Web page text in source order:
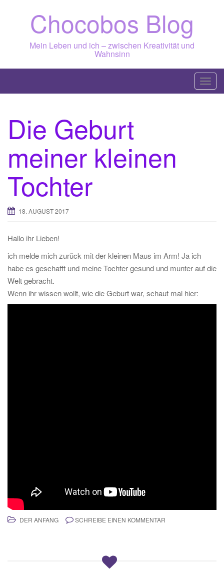
Chocobos Blog
Mein Leben und ich – zwischen Kreativität und
Wahnsinn
T
o
n
Die Geburt
meiner kleinen
Tochter
18. AUGUST 2017
Hallo ihr Lieben!
ich melde mich zurück mit der kleinen Maus im Arm! Ja ich
habe es geschafft und meine Tochter gesund und munter auf die
Welt gebracht.
Wenn ihr wissen wollt, wie die Geburt war, schaut mal hier:
DER ANFANG SCHREIBE EINEN KOMMENTAR